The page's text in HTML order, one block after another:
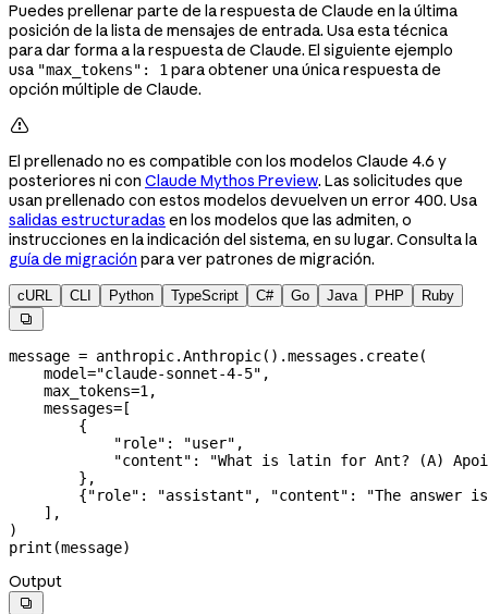
Puedes prellenar parte de la respuesta de Claude en la última
posición de la lista de mensajes de entrada. Usa esta técnica
para dar forma a la respuesta de Claude. El siguiente ejemplo
usa "max_tokens": 1 para obtener una única respuesta de
opción múltiple de Claude.

El prellenado no es compatible con los modelos Claude 4.6 y
posteriores ni con Claude Mythos Preview. Las solicitudes que
usan prellenado con estos modelos devuelven un error 400. Usa
salidas estructuradas en los modelos que las admiten, o
instrucciones en la indicación del sistema, en su lugar. Consulta la
guía de migración para ver patrones de migración.
cURL CLI Python TypeScript C# Go Java PHP Ruby

message = anthropic.Anthropic().messages.create(
    model
="claude-sonnet-4-5" ,
    max_tokens
=1 ,
    messages
= [
        {
            "role"
: "user" ,
            "content"
:
"What is latin for Ant? (A)
        },
        {
"role" : "assistant" , "content" :
"The answer
    ],
)
print (message)
Output
